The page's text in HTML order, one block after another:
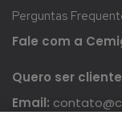
Perguntas
Fale com a
Quero ser
Email: